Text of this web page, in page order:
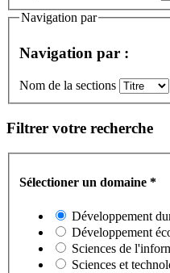
Navigation par
Navigation par :
Nom de la sections
Filtrer votre recherche
Sélectioner un domaine *
Développement
Développement
Sciences de
Sciences et